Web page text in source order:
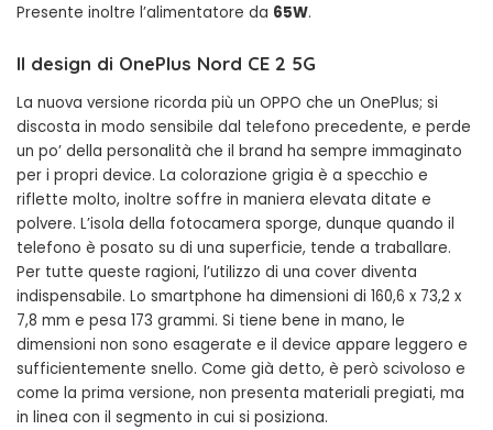
OnePlus Nord CE 2 5G
Presente inoltre l’alimentatore da 65W.
Il design di OnePlus Nord CE 2 5G
La nuova versione ricorda più un OPPO che un OnePlus; si
discosta in modo sensibile dal telefono precedente, e perde
un po’ della personalità che il brand ha sempre immaginato
per i propri device. La colorazione grigia è a specchio e
riflette molto, inoltre soffre in maniera elevata ditate e
polvere. L’isola della fotocamera sporge, dunque quando il
telefono è posato su di una superficie, tende a traballare.
Per tutte queste ragioni, l’utilizzo di una cover diventa
indispensabile. Lo smartphone ha dimensioni di 160,6 x 73,2 x
7,8 mm e pesa 173 grammi. Si tiene bene in mano, le
dimensioni non sono esagerate e il device appare leggero e
sufficientemente snello. Come già detto, è però scivoloso e
come la prima versione, non presenta materiali pregiati, ma
in linea con il segmento in cui si posiziona.